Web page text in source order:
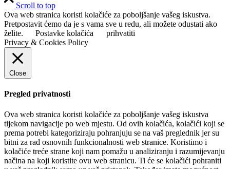
Scroll to top
Ova web stranica koristi kolačiće za poboljšanje vašeg iskustva.
Pretpostavit ćemo da je s vama sve u redu, ali možete odustati ako
želite.
Postavke kolačića
prihvatiti
Privacy & Cookies Policy
Close
Pregled privatnosti
Ova web stranica koristi kolačiće za poboljšanje vašeg iskustva
tijekom navigacije po web mjestu. Od ovih kolačića, kolačići koji se
prema potrebi kategoriziraju pohranjuju se na vaš preglednik jer su
bitni za rad osnovnih funkcionalnosti web stranice. Koristimo i
kolačiće treće strane koji nam pomažu u analiziranju i razumijevanju
načina na koji koristite ovu web stranicu. Ti će se kolačići pohraniti